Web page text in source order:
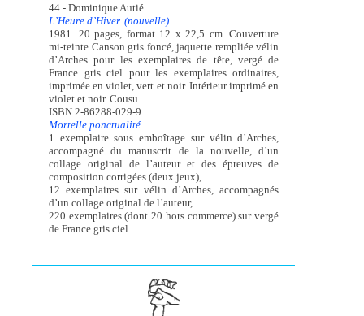
44 - Dominique Autié
L’Heure d’Hiver. (nouvelle)
1981. 20 pages, format 12 x 22,5 cm. Couverture
mi-teinte Canson gris foncé, jaquette rempliée vélin
d’Arches pour les exemplaires de tête, vergé de
France gris ciel pour les exemplaires ordinaires,
imprimée en violet, vert et noir. Intérieur imprimé en
violet et noir. Cousu.
ISBN 2-86288-029-9.
Mortelle ponctualité.
1 exemplaire sous emboîtage sur vélin d’Arches,
accompagné du manuscrit de la nouvelle, d’un
collage original de l’auteur et des épreuves de
composition corrigées (deux jeux),
12 exemplaires sur vélin d’Arches, accompagnés
d’un collage original de l’auteur,
220 exemplaires (dont 20 hors commerce) sur vergé
de France gris ciel.